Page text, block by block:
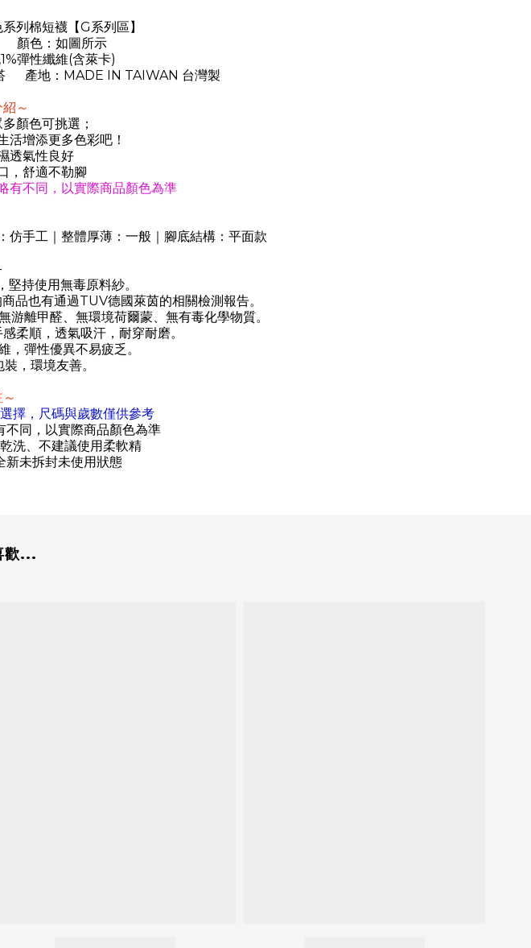
系列棉短襪【G系列區】
顏色：如圖所示
,1%彈性纖維(含萊卡)
產地： MADE IN TAIWAN 台灣製
～
顏色可挑選；
活增添更多色彩吧！
透氣性良好
，舒適不勒腳
有不同，以實際商品顏色為準
仿手工｜整體厚薄：一般｜腳底結構：平面款
堅持使用無毒原料紗。
商品也有通過TUV德國萊茵的相關檢測報告。
離甲醛、無環境荷爾蒙、無有毒化學物質。
柔順，透氣吸汗，耐穿耐磨。
，彈性優異不易疲乏。
，環境友善。
擇，尺碼與歲數僅供參考
不同，以實際商品顏色為準
洗、不建議使用柔軟精
新未拆封未使用狀態
歡...